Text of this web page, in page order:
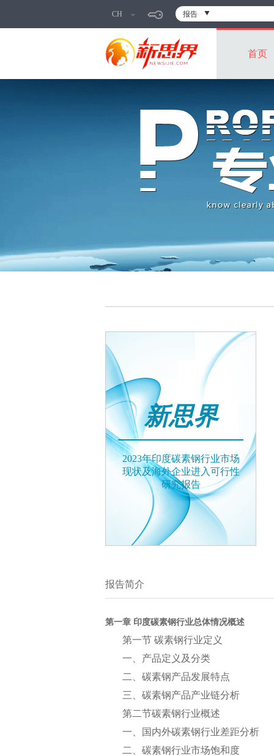
CH 报告
首页
新思界
2023年印度碳素钢行业市场
现状及海外企业进入可行性
研究报告
报告简介
第一章 印度碳素钢行业总体情况概述
第一节 碳素钢行业定义
一、产品定义及分类
二、碳素钢产品发展特点
三、碳素钢产品产业链分析
第二节碳素钢行业概述
一、国内外碳素钢行业差距分析
二、碳素钢行业市场饱和度